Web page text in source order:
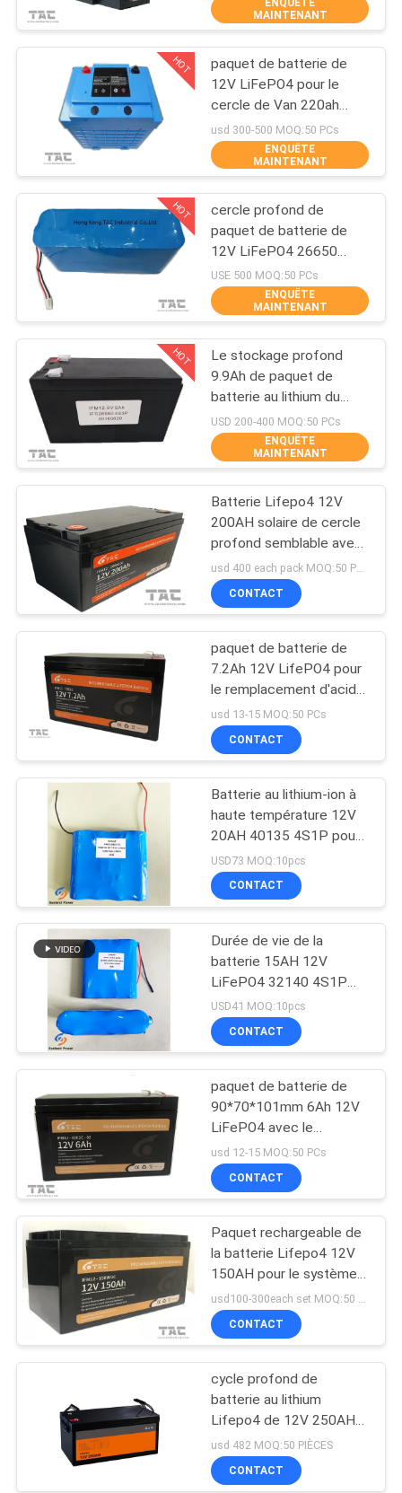
VISITE
D'USINE
CONTRÔLE
QUALITÉ
CONTACTEZ-
NOUS
NOUVELLES
CAS
DEMANDEZ
UNE
CITATION
PLAN
DU
SITE
PRIVACY
POLICY
3.2V batterie
Lifep04
140
Batterie Li-Mn
batteries au lithium
ionique de polymère
63
Batterie de LiSOCl2
pack batterie de
12V Lifep04
système à énergie
solaire de stockage
système de
stockage de
l'énergie de batterie
17
Système de
36
MAINTENANT
HOT
paquet de batterie de
12V LiFePO4 pour le
cercle de Van 220ah
Deep 2000 fois
usd 300-500 MOQ:50 PCs
ENQUÊTE
MAINTENANT
HOT
cercle profond de
paquet de batterie de
12V LiFePO4 26650
9.9AH pour la puissance
de secours ESS portatif
USE 500 MOQ:50 PCs
ENQUÊTE
MAINTENANT
HOT
Le stockage profond
9.9Ah de paquet de
batterie au lithium du
cycle 12V remplacent la
batterie de GEL
USD 200-400 MOQ:50 PCs
ENQUÊTE
MAINTENANT
Batterie Lifepo4 12V
200AH solaire de cercle
profond semblable avec
VRLA
CONTACT
paquet de batterie de
7.2Ah 12V LifePO4 pour
le remplacement d'acide
de plomb léger de
secours et solaire
usd 13-15 MOQ:50 PCs
CONTACT
Batterie au lithium-ion à
haute température 12V
20AH 40135 4S1P pour
les zones dangereuses
USD73 MOQ:10pcs
CONTACT
Durée de vie de la
batterie 15AH 12V
LiFePO4 32140 4S1P
pour produit résistant
aux explosions
USD41 MOQ:10pcs
CONTACT
paquet de batterie de
90*70*101mm 6Ah 12V
LiFePO4 avec le
système de BMS
usd 12-15 MOQ:50 PCs
CONTACT
Paquet rechargeable de
la batterie Lifepo4 12V
150AH pour le système
de stockage de l'énergie
CONTACT
cycle profond de
batterie au lithium
Lifepo4 de 12V 250AH
construit dans 200A
BMS
usd 482 MOQ:50 PIÈCES
CONTACT